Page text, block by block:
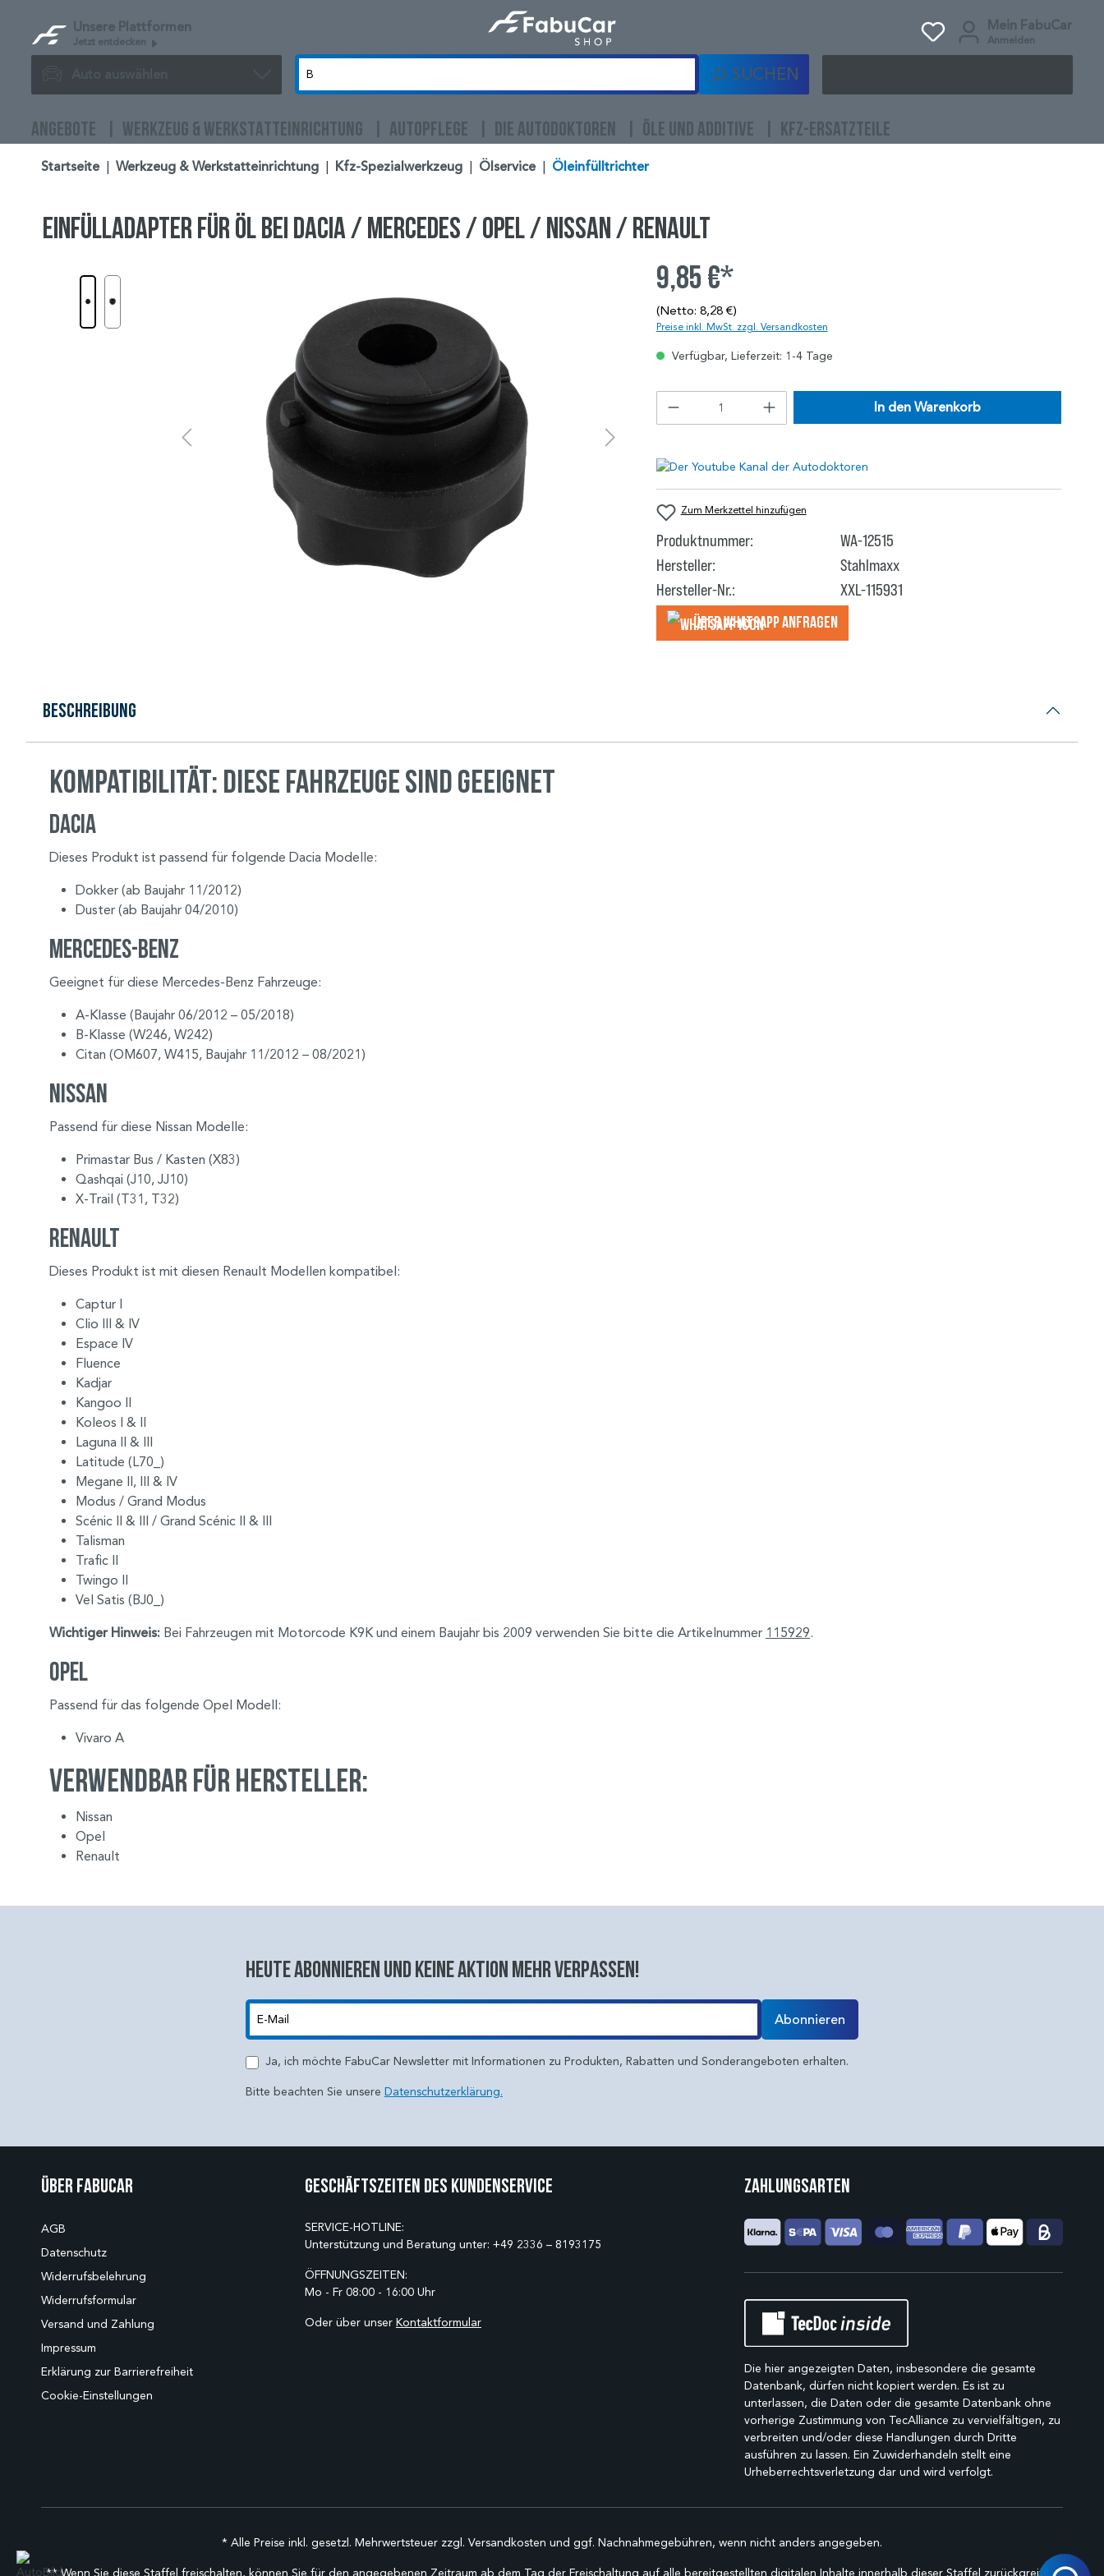
Unsere Plattformen
Jetzt entdecken
Mein FabuCar
Anmelden
Auto auswählen SUCHEN
ANGEBOTE WERKZEUG & WERKSTATTEINRICHTUNG AUTOPFLEGE DIE AUTODOKTOREN ÖLE UND ADDITIVE KFZ-ERSATZTEILE
Startseite Werkzeug & Werkstatteinrichtung Kfz-Spezialwerkzeug Ölservice Öleinfülltrichter
Einfülladapter für Öl bei Dacia / Mercedes / Opel / Nissan / Renault
9,85 €*
(Netto: 8,28 €)
Preise inkl. MwSt. zzgl. Versandkosten
Verfügbar, Lieferzeit: 1-4 Tage
In den Warenkorb
Zum Merkzettel hinzufügen
Produktnummer:
WA-12515
Hersteller:
Stahlmaxx
Hersteller-Nr.:
XXL-115931
Über WhatsApp anfragеn
Beschreibung
Kompatibilität: Diese Fahrzeuge sind geeignet
Dacia
Dieses Produkt ist passend für folgende Dacia Modelle:
Dokker (ab Baujahr 11/2012)
Duster (ab Baujahr 04/2010)
Mercedes-Benz
Geeignet für diese Mercedes-Benz Fahrzeuge:
A-Klasse (Baujahr 06/2012 – 05/2018)
B-Klasse (W246, W242)
Citan (OM607, W415, Baujahr 11/2012 – 08/2021)
Nissan
Passend für diese Nissan Modelle:
Primastar Bus / Kasten (X83)
Qashqai (J10, JJ10)
X-Trail (T31, T32)
Renault
Dieses Produkt ist mit diesen Renault Modellen kompatibel:
Captur I
Clio III & IV
Espace IV
Fluence
Kadjar
Kangoo II
Koleos I & II
Laguna II & III
Latitude (L70_)
Megane II, III & IV
Modus / Grand Modus
Scénic II & III / Grand Scénic II & III
Talisman
Trafic II
Twingo II
Vel Satis (BJ0_)
Wichtiger Hinweis: Bei Fahrzeugen mit Motorcode K9K und einem Baujahr bis 2009 verwenden Sie bitte die Artikelnummer 115929.
Opel
Passend für das folgende Opel Modell:
Vivaro A
Verwendbar für Hersteller:
Nissan
Opel
Renault
Heute abonnieren und keine aktion mehr verpassen!
Abonnieren
Ja, ich möchte FabuCar Newsletter mit Informationen zu Produkten, Rabatten und Sonderangeboten erhalten.
Bitte beachten Sie unsere Datenschutzerklärung.
Über Fabucar
AGB
Datenschutz
Widerrufsbelehrung
Widerrufsformular
Versand und Zahlung
Impressum
Erklärung zur Barrierefreiheit
Cookie-Einstellungen
Geschäftszeiten des Kundenservice
SERVICE-HOTLINE:
Unterstützung und Beratung unter: +49 2336 – 8193175
ÖFFNUNGSZEITEN:
Mo - Fr 08:00 - 16:00 Uhr
Oder über unser Kontaktformular
Zahlungsarten
Die hier angezeigten Daten, insbesondere die gesamte
Datenbank, dürfen nicht kopiert werden. Es ist zu
unterlassen, die Daten oder die gesamte Datenbank ohne
vorherige Zustimmung von TecAlliance zu vervielfältigen, zu
verbreiten und/oder diese Handlungen durch Dritte
ausführen zu lassen. Ein Zuwiderhandeln stellt eine
Urheberrechtsverletzung dar und wird verfolgt.
* Alle Preise inkl. gesetzl. Mehrwertsteuer zzgl. Versandkosten und ggf. Nachnahmegebühren, wenn nicht anders angegeben.
** Wenn Sie diese Staffel freischalten, können Sie für den angegebenen Zeitraum ab dem Tag der Freischaltung auf alle bereitgestellten digitalen Inhalte innerhalb dieser Staffel zurückgreifen.